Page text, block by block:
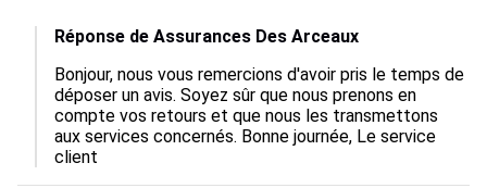
Réponse de Assurances Des Arceaux
Bonjour, nous vous remercions d'avoir pris le temps de
déposer un avis. Soyez sûr que nous prenons en
compte vos retours et que nous les transmettons
aux services concernés. Bonne journée, Le service
client